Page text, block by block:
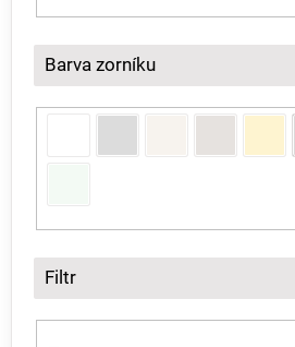
Barva zorníku
Filtr